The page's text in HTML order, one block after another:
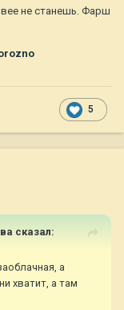
не станешь. Фарш
5
сказал:
а
хватит, а там